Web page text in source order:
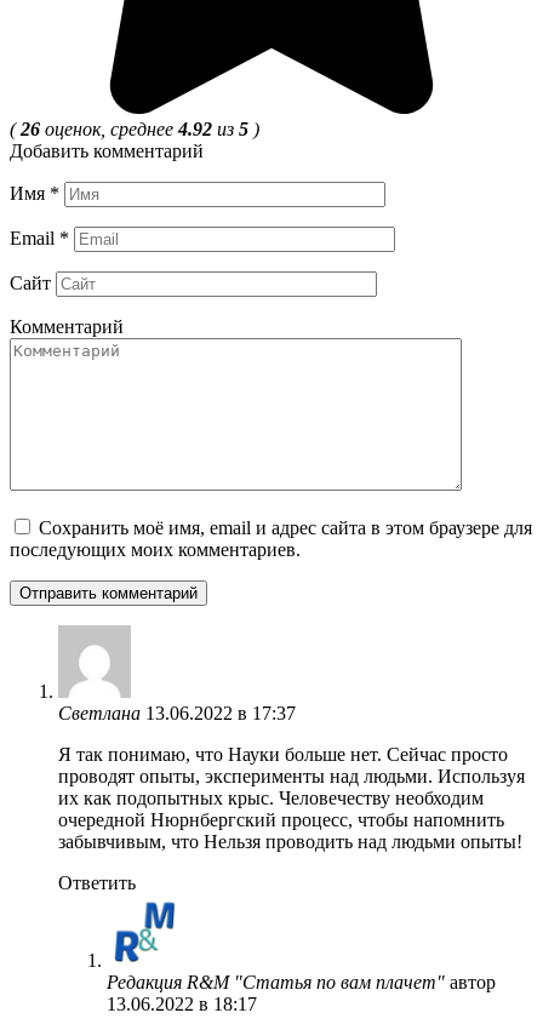
(26 оценок, среднее4.92 из 5 )
Добавить комментарий
Имя *
Email *
Сайт
Комментарий
Сохранить моё имя, email и адрес сайта в этом браузере для
последующих моих комментариев.
Светлана 13.06.2022 в 17:37
Я так понимаю, что Науки больше нет. Сейчас просто
проводят опыты, эксперименты над людьми. Используя
их как подопытных крыс. Человечеству необходим
очередной Нюрнбергский процесс, чтобы напомнить
забывчивым, что Нельзя проводить над людьми опыты!
Ответить
Редакция R&M "Статья по вам плачет" автор
13.06.2022 в 18:17